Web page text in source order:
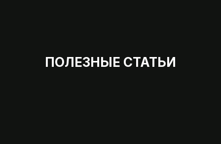
ПОЛЕЗНЫЕ СТАТЬИ